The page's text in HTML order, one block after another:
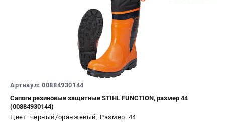
Артикул: 00884930144
Сапоги резиновые защитные STIHL FUNCTION, размер 44
(00884930144)
Цвет: черный/оранжевый; Размер: 44